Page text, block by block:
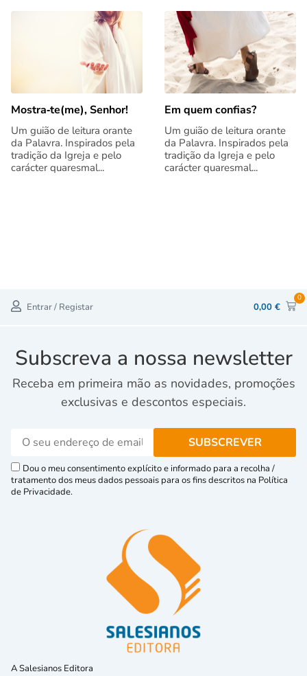
Mostra‑te(me), Senhor!
Um guião de leitura orante
da Palavra. Inspirados pela
tradição da Igreja e pelo
carácter quaresmal...
Em quem confias?
Um guião de leitura orante
da Palavra. Inspirados pela
tradição da Igreja e pelo
carácter quaresmal...
Entrar / Registar 0,00 €
0
Subscreva a nossa newsletter
Receba em primeira mão as novidades, promoções
exclusivas e descontos especiais.
Dou o meu consentimento explícito e informado para a recolha /
tratamento dos meus dados pessoais para os fins descritos na Política
de Privacidade.
A Salesianos Editora